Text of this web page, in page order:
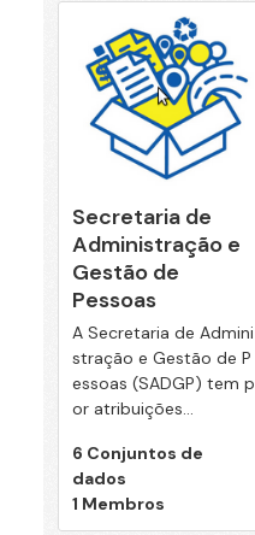
Secretaria de
Administração e
Gestão de
Pessoas
A Secretaria de Admini
stração e Gestão de P
essoas (SADGP) tem p
or atribuições...
6 Conjuntos de
dados
1 Membros